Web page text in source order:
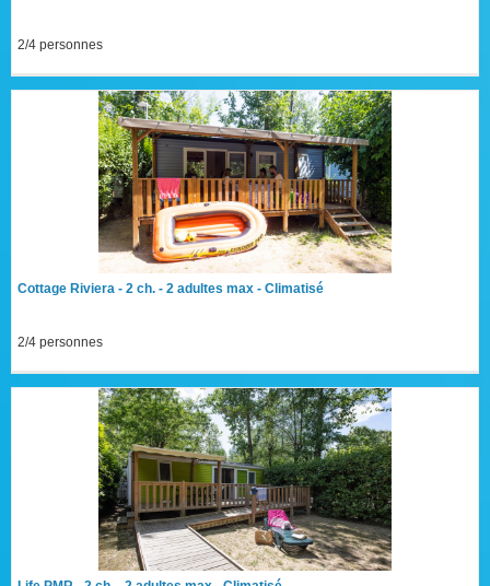
2/4 personnes
Cottage Riviera - 2 ch. - 2 adultes max - Climatisé
2/4 personnes